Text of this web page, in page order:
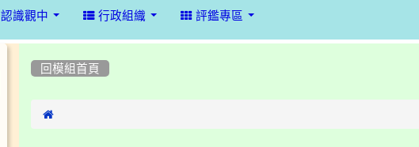
認識觀中 行政組織 評鑑專區
回模組首頁
